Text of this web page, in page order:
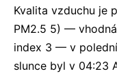
Kvalita vzduchu je
PM2.5 5) —
index 3 — v
slunce byl v 04:23